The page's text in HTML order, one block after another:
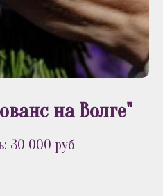
на Волге"
30 000 руб